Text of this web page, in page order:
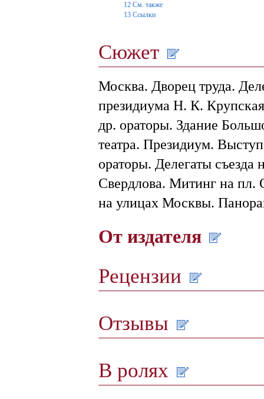
12 См. также
13 Ссылки
Сюжет
Москва. Дворец труда.
президиума Н. К.
др. ораторы. Здание
театра. Президиум.
ораторы. Делегаты
Свердлова. Митинг на пл.
на улицах Москвы.
От издателя
Рецензии
Отзывы
В ролях